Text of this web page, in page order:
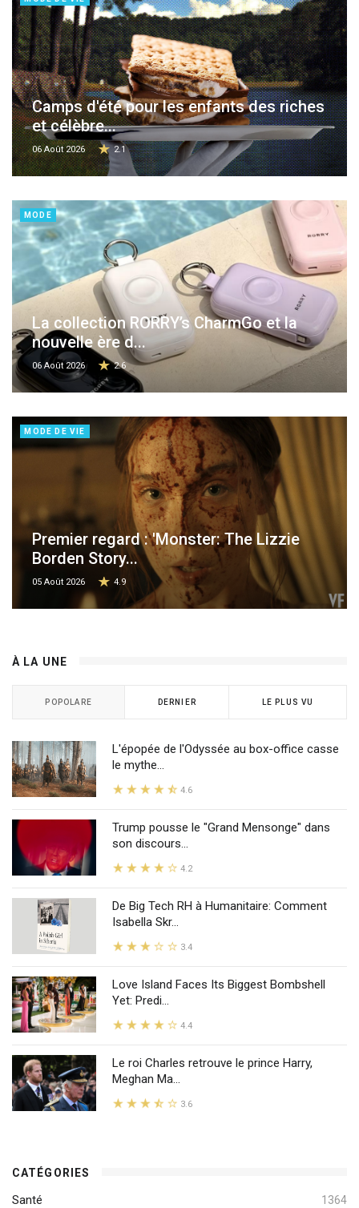
Camps d'été pour les enfants des riches
et célèbre...
06 Août 2026 2.1
MODE
La collection RORRY’s CharmGo et la
nouvelle ère d...
06 Août 2026 2.6
MODE DE VIE
Premier regard : 'Monster: The Lizzie
Borden Story...
05 Août 2026 4.9
À LA UNE
POPOLARE DERNIER LE PLUS VU
L'épopée de l'Odyssée au box-office casse
le mythe...
4.6
Trump pousse le "Grand Mensonge" dans
son discours...
4.2
De Big Tech RH à Humanitaire: Comment
Isabella Skr...
3.4
Love Island Faces Its Biggest Bombshell
Yet: Predi...
4.4
Le roi Charles retrouve le prince Harry,
Meghan Ma...
3.6
CATÉGORIES
Santé 1364